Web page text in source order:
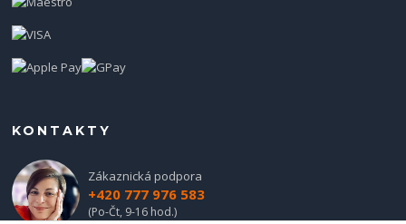
KONTAKTY
Zákaznická podpora
+420 777 976 583
(Po-Čt, 9-16 hod.)